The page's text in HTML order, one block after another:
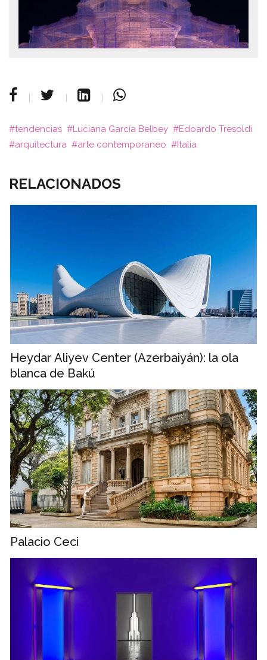
tendencias Luciana García Belbey
Edoardo Tresoldi
arquitectura
arte contemporaneo Italia
RELACIONADOS
Heydar Aliyev Center (Azerbaiyán): la ola
blanca de Bakú
Palacio Ceci